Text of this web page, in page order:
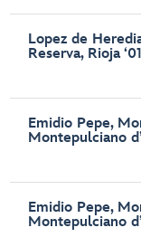
Lopez de
Reserva, Rioja ‘01
Emidio Pepe,
Montepulciano
Emidio Pepe,
Montepulciano